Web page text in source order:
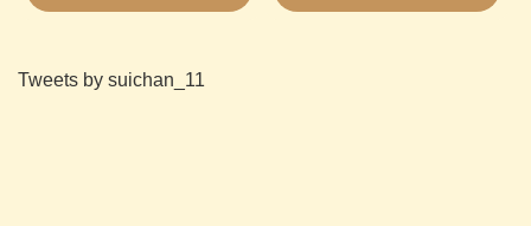
Tweets by suichan_11